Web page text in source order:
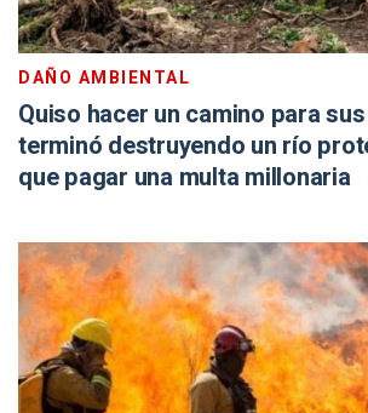
DAÑO AMBIENTAL
Quiso hacer un camino para
terminó destruyendo un río
que pagar una multa millonaria